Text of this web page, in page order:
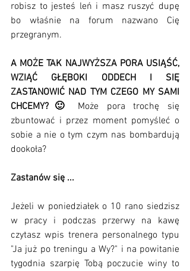
robisz to jesteś leń i masz ruszyć dupę
bo właśnie na forum nazwano Cię
przegranym.
A MOŻE TAK NAJWYŻSZA PORA USIĄŚĆ,
WZIĄĆ GŁĘBOKI ODDECH I SIĘ
ZASTANOWIĆ NAD TYM CZEGO MY SAMI
CHCEMY?🙂
Może pora trochę się
zbuntować i przez moment pomyśleć o
sobie a nie o tym czym nas bombardują
dookoła?
Zastanów się ...
Jeżeli w poniedziałek o 10 rano siedzisz
w pracy i podczas przerwy na kawę
czytasz wpis trenera personalnego typu
"Ja już po treningu a Wy?" i na powitanie
tygodnia szarpię Tobą poczucie winy to